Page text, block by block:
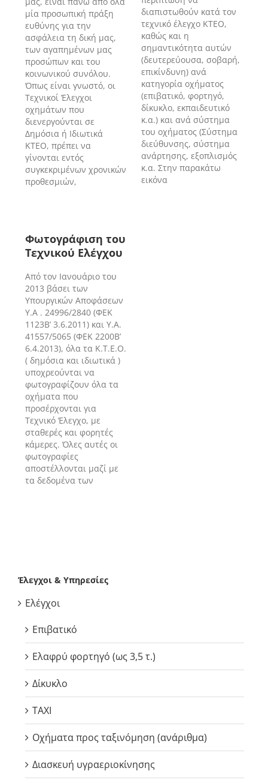
μία προσωπική πράξη
ευθύνης για την
ασφάλεια τη δική μας,
των αγαπημένων μας
προσώπων και του
κοινωνικού συνόλου.
Όπως είναι γνωστό, οι
Τεχνικοί Έλεγχοι
οχημάτων που
διενεργούνται σε
Δημόσια ή Ιδιωτικά
ΚΤΕΟ, πρέπει να
γίνονται εντός
συγκεκριμένων χρονικών
προθεσμιών,
διαπιστωθούν κατά τον
τεχνικό έλεγχο ΚΤΕΟ,
καθώς και η
σημαντικότητα αυτών
(δευτερεύουσα, σοβαρή,
επικίνδυνη) ανά
κατηγορία οχήματος
(επιβατικό, φορτηγό,
δίκυκλο, εκπαιδευτικό
κ.α.) και ανά σύστημα
του οχήματος (Σύστημα
διεύθυνσης, σύστημα
ανάρτησης, εξοπλισμός
κ.α. Στην παρακάτω
εικόνα
Φωτογράφιση του
Τεχνικού Ελέγχου
Από τον Ιανουάριο του
2013 βάσει των
Υπουργικών Αποφάσεων
Υ.Α . 24996/2840 (ΦΕΚ
1123Β’ 3.6.2011) και Υ.Α.
41557/5065 (ΦΕΚ 2200Β’
6.4.2013), όλα τα Κ.Τ.Ε.Ο.
( δημόσια και ιδιωτικά )
υποχρεούνται να
φωτογραφίζουν όλα τα
οχήματα που
προσέρχονται για
Τεχνικό Έλεγχο, με
σταθερές και φορητές
κάμερες. Όλες αυτές οι
φωτογραφίες
αποστέλλονται μαζί με
τα δεδομένα των
Έλεγχοι & Υπηρεσίες
Ελέγχοι
Επιβατικό
Ελαφρύ φορτηγό (ως 3,5 τ.)
Δίκυκλο
TAXI
Οχήματα προς ταξινόμηση (ανάριθμα)
Διασκευή υγραεριοκίνησης